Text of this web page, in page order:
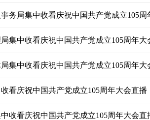
务局集中收看庆祝中国共产党成立105周
集中收看庆祝中国共产党成立105周年大
集中收看庆祝中国共产党成立105周年大
看庆祝中国共产党成立105周年大会直播
收看庆祝中国共产党成立105周年大会直